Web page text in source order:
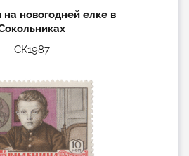
новогодней елке в
СК1987